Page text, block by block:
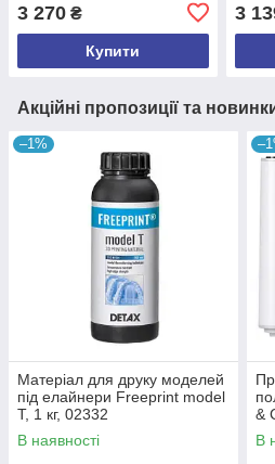
3 270 ₴
Купити
3
Акційні пропозиції та
–1%
Матеріал для друку моделей
під елайнери Freeprint model
Т, 1 кг, 02332
В наявності
&
В